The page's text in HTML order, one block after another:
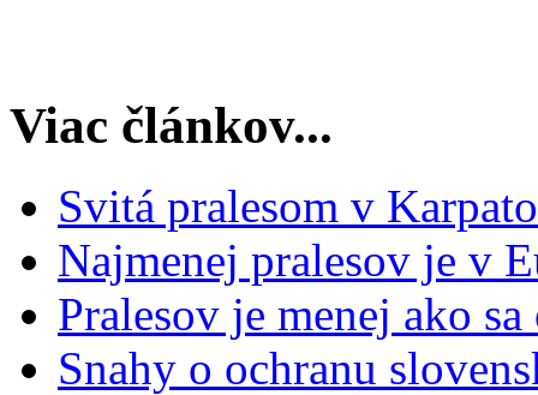
Viac článkov...
Svitá pralesom v
Najmenej pralesov je v
Pralesov je menej ako
Snahy o ochranu